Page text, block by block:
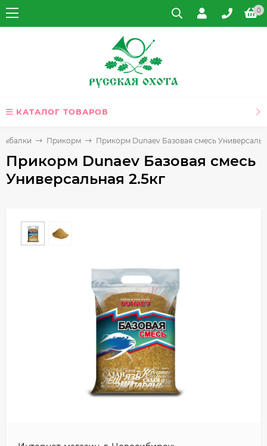
0
КАТАЛОГ ТОВАРОВ
Прикорм Прикорм Dunaev Базовая смесь
Прикорм Dunaev Базовая смесь
Универсальная 2.5кг